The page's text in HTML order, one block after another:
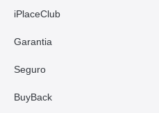
iPlaceClub
Garantia
Seguro
BuyBack